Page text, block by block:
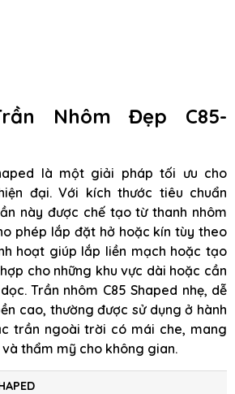
Nhôm Đẹp C85-
là một giải pháp tối ưu cho
đại. Với kích thước tiêu chuẩn
này được chế tạo từ thanh nhôm
phép lắp đặt hở hoặc kín tùy theo
hoạt giúp lắp liền mạch hoặc tạo
cho những khu vực dài hoặc cần
Trần nhôm C85 Shaped nhẹ, dễ
cao, thường được sử dụng ở hành
trần ngoài trời có mái che, mang
thẩm mỹ cho không gian.